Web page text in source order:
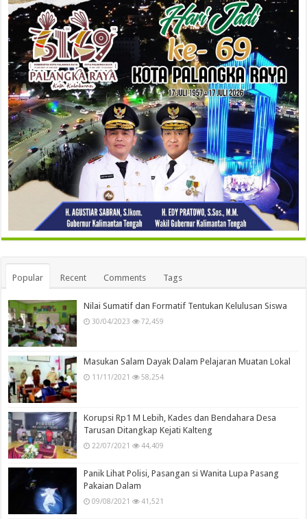
Popular Recent Comments Tags
Nilai Sumatif dan Formatif Tentukan Kelulusan Siswa
30/04/2023 72,459
Masukan Salam Dayak Dalam Pelajaran Muatan Lokal
11/11/2021 58,254
Korupsi Rp1 M Lebih, Kades dan Bendahara Desa
Tarusan Ditangkap Kejati Kalteng
22/07/2021 44,409
Panik Lihat Polisi, Pasangan si Wanita Lupa Pasang
Pakaian Dalam
09/08/2021 41,521